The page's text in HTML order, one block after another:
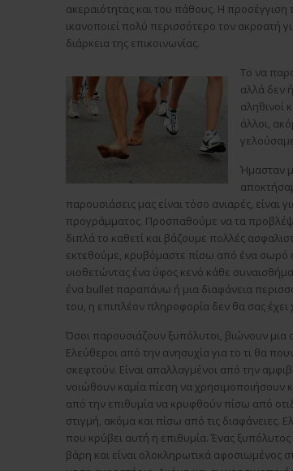
ακεραιότητας και του πάθους. Η
ικανοποιεί πολύ περισσότερο τον ακροατή
διάρκεια της επικοινωνίας.
Το να
αλλά δεν
αληθινοί
άλλοι,
Ήμασταν
παρουσιάσεις μας είναι τόσο ανιαρές, είναι
προγράμματος. Προσπαθούμε να τα
διπλά το καθετί και βάζουμε πολλές
εκτεθούμε, κρυβόμαστε πίσω από ένα σωρό
υιοθετώντας ένα ύφος κενό κάθε
ένα bullet παραπάνω ή μια διαφάνεια
του, η επιπλέον πληροφορία δεν θα σας έχει
Όσοι παρουσιάζουν ξυπόλυτοι, βιώνουν μια
Ελεύθεροι από την ανησυχία για το τι θα
σκεφτούν. Είναι απαλλαγμένοι από την
νοιώθουν καμία πίεση να χρησιμοποιήσουν
από την επιθυμία να κρυφθούν πίσω από
στιγμή, ακόμα και πίσω από τις διαφάνειες.
που κρύβει αυτή η επιθυμία. Ένας
βάρη και είναι ολοκληρωτικά αφοσιωμένος